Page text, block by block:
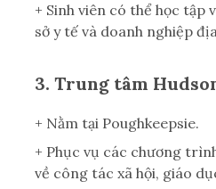
+ Sinh viên có thể học tập
sở y tế và doanh nghiệp
3. Trung tâm
+ Nằm tại Poughkeepsie.
+ Phục vụ các chương
về công tác xã hội, giáo